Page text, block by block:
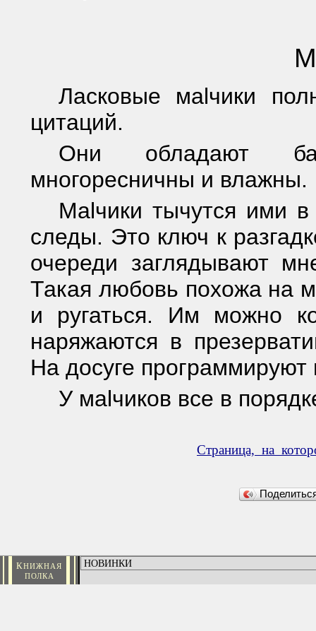
Ласковые маlчики
цитаций.
Они обладают
многоресничны и влажны.
Маlчики тычутся ими
следы. Это ключ к
очереди заглядывают
Такая любовь похожа на
и ругаться. Им можно
наряжаются в
На досуге программируют
У маlчиков все в
Страница, на
КНИЖНАЯ
ПОЛКА